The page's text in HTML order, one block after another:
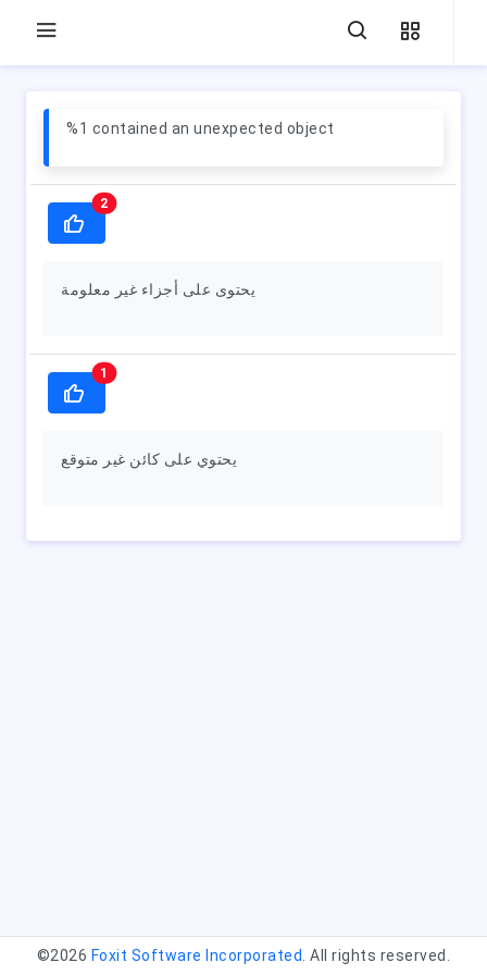
%1 contained an unexpected object
2
يحتوى على أجزاء غير معلومة
1
يحتوي على كائن غير متوقع
©2026 Foxit Software Incorporated . All rights reserved.